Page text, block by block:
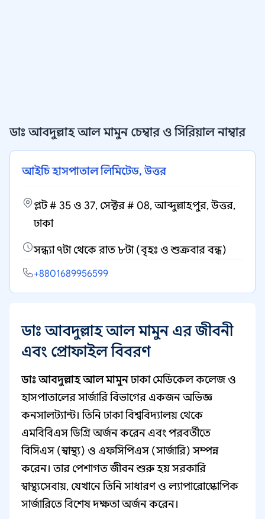
ডাঃ আবদুল্লাহ আল মামুন চেম্বার ও সিরিয়াল নাম্বার
আইচি হাসপাতাল লিমিটেড, উত্তর
প্লট # 35 ও 37, সেক্টর # 08, আব্দুল্লাহপুর, উত্তর,
ঢাকা
সন্ধ্যা ৭টা থেকে রাত ৮টা (বৃহঃ ও শুক্রবার বন্ধ)
+8801689956599
ডাঃ আবদুল্লাহ আল মামুন এর জীবনী
এবং প্রোফাইল বিবরণ
ডাঃ আবদুল্লাহ আল মামুনঢাকা মেডিকেল কলেজ ও
হাসপাতালের সার্জারি বিভাগের একজন অভিজ্ঞ
কনসালট্যান্ট। তিনি ঢাকা বিশ্ববিদ্যালয় থেকে
এমবিবিএস ডিগ্রি অর্জন করেন এবং পরবর্তীতে
বিসিএস (স্বাস্থ্য) ও এফসিপিএস (সার্জারি) সম্পন্ন
করেন। তার পেশাগত জীবন শুরু হয় সরকারি
স্বাস্থ্যসেবায়, যেখানে তিনি সাধারণ ও ল্যাপারোস্কোপিক
সার্জারিতে বিশেষ দক্ষতা অর্জন করেন।